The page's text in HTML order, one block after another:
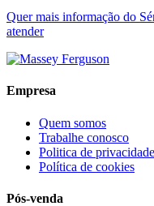
Quer mais informação do
atender
Empresa
Quem somos
Trabalhe conosco
Politica de privacidade
Política de cookies
Pós-venda